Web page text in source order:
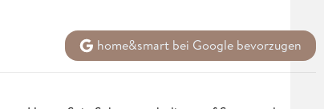
home&smart bei Google bevorzugen